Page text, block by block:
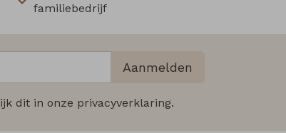
familiebedrijf
Aanmelden
dit in onze privacyverklaring.